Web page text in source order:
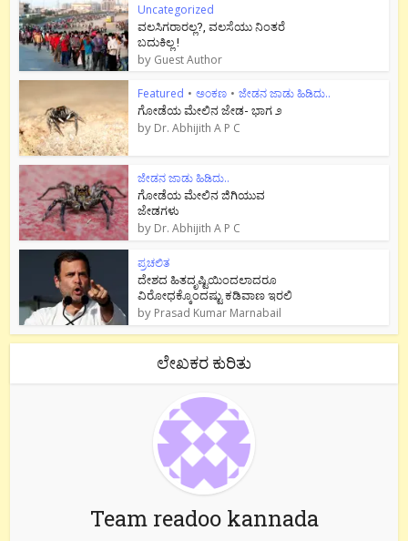
Uncategorized
ವಲಸಿಗರಾರಲ್ಲ?, ವಲಸೆಯು ನಿಂತರೆ
ಬದುಕಿಲ್ಲ !
by Guest Author
Featured • ಅಂಕಣ • ಜೇಡನ ಜಾಡು ಹಿಡಿದು..
ಗೋಡೆಯ ಮೇಲಿನ ಜೇಡ- ಭಾಗ ೨
by Dr. Abhijith A P C
ಜೇಡನ ಜಾಡು ಹಿಡಿದು..
ಗೋಡೆಯ ಮೇಲಿನ ಜಿಗಿಯುವ
ಜೇಡಗಳು
by Dr. Abhijith A P C
ಪ್ರಚಲಿತ
ದೇಶದ ಹಿತದೃಷ್ಟಿಯಿಂದಲಾದರೂ
ವಿರೋಧಕ್ಕೊಂದಷ್ಟು ಕಡಿವಾಣ ಇರಲಿ
by Prasad Kumar Marnabail
ಲೇಖಕರ ಕುರಿತು
Team readoo kannada